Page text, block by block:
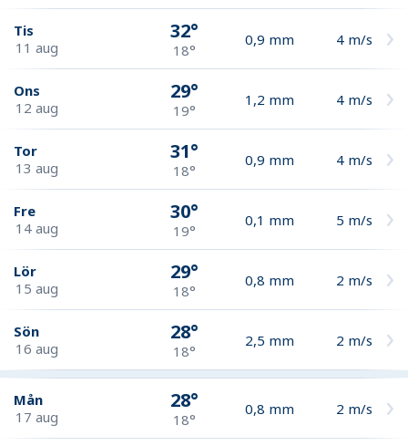
Tis
11 aug
32°
18°
0,9 mm 4 m/s
Ons
12 aug
29°
19°
1,2 mm 4 m/s
Tor
13 aug
31°
18°
0,9 mm 4 m/s
Fre
14 aug
30°
19°
0,1 mm 5 m/s
Lör
15 aug
29°
18°
0,8 mm 2 m/s
Sön
16 aug
28°
18°
2,5 mm 2 m/s
Mån
17 aug
28°
18°
0,8 mm 2 m/s